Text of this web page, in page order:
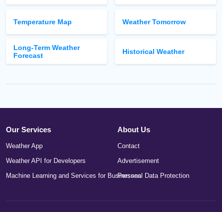
Temperature Map
Long-Term Weather
Forecast
Weather Tomorrow
Historical Weather
Our Services
Weather App
Weather API for Developers
Machine Learning and Services for Businesses
About Us
Contact
Advertisement
Personal Data Protection